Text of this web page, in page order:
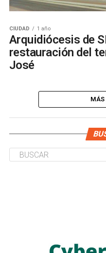
CIUDAD 1 año
Arquidiócesis de
restauración del
José
MÁS